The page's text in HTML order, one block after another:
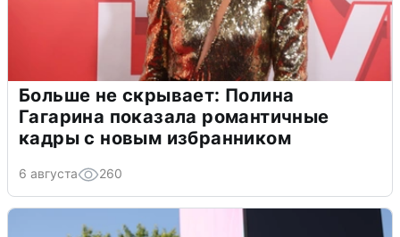
Больше не скрывает: Полина
Гагарина показала романтичные
кадры с новым избранником
6 августа 260